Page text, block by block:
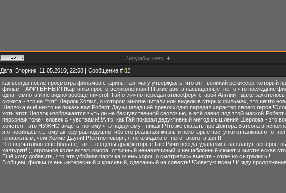
Награды: нет +
Дата: Вторник, 11.05.2010, 22:58 | Сообщение # 82
как всегда после просмотра фильмов старины Гая, могу утверждать, что он - великий режиссер, который
фильм - АФИГЕННЫЙ!!!Картинка просто великолепная!!!!Такие цвета насыщенные, не то что последние
одна темнота и не видно вообще ничего!!!Гай отлично передал атмосферу старой Англии - даже
сюжета - это не "тот" Шерлок Холмс, о котором многие читали или видели в старых фильмах, это нечто
Шерлока ещё никто не показывал!Роберт Дауни младший превосходно передал характер своего
хоть этот Шерлок изображается чуть ли не бесчувственной сволочью, а всё равно под этой маской Роберт
персонаж тоже человек с чувствами!!!А то, как Гай показал дедуктивный метод мышления Шерлока - это
хочется - это НУЖНО видеть, потому что подругому - никак!!!Что же сказать про Доктора Ватсона в
я относилась к этому актеру равнодушно, ибо его реальная жизнь и некоторые поступки отталкивают от
гениальным, чем Холмс Дауни!!!Честно говоря, я не ожидала от него такого, а зря!!!
Что впечатлило ещё больше, так это сцены драк(которые Гаю Ричи всегда удавались на славу),
халтурят!!), огромное количество юмора, отличный ненавязчиный и нешаблонный сюжет и мистическая
Ещё хочу добавить, что эта убойная парочка очень хорошо смотрелись вместе - отлично сыгрались!!!
В общем, фильм очень интересный и красивый, сделанный на совесть!!!Советую всем!!!И жду